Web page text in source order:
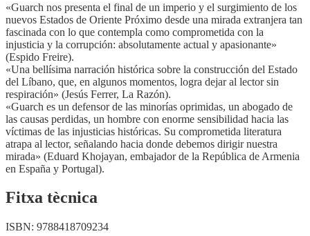
«Guarch nos presenta el final de un imperio y el surgimiento de los
nuevos Estados de Oriente Próximo desde una mirada extranjera tan
fascinada con lo que contempla como comprometida con la
injusticia y la corrupción: absolutamente actual y apasionante»
(Espido Freire).
«Una bellísima narración histórica sobre la construcción del Estado
del Líbano, que, en algunos momentos, logra dejar al lector sin
respiración» (Jesús Ferrer, La Razón).
«Guarch es un defensor de las minorías oprimidas, un abogado de
las causas perdidas, un hombre con enorme sensibilidad hacia las
víctimas de las injusticias históricas. Su comprometida literatura
atrapa al lector, señalando hacia donde debemos dirigir nuestra
mirada» (Eduard Khojayan, embajador de la República de Armenia
en España y Portugal).
Fitxa tècnica
ISBN: 9788418709234